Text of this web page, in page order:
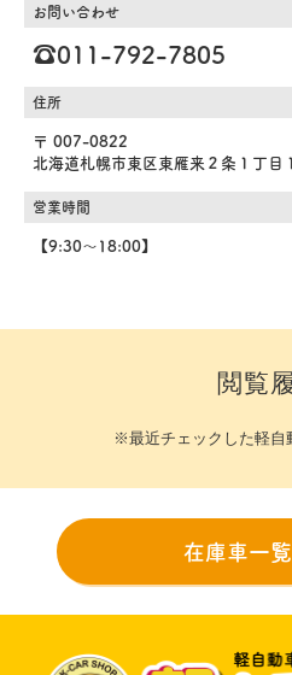
お問い合わせ
☎️011-792-7805
住所
〒 007-0822
北海道札幌市東区東雁来２条１丁目
営業時間
【9:30～18:00】
閲覧
※最近チェックした軽自
在庫車一